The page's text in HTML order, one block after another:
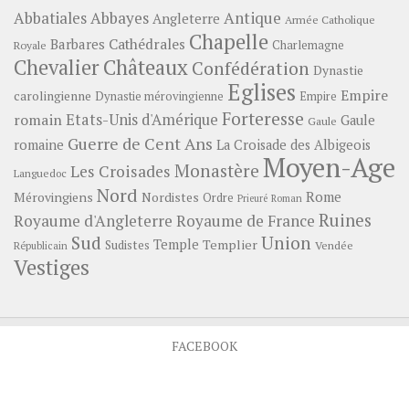
Abbatiales Abbayes Angleterre Antique Armée Catholique
Royale Barbares Cathédrales Chapelle Charlemagne
ChevalierChâteauxConfédération Dynastie
carolingienne Dynastie mérovingienne Eglises Empire Empire
romainEtats-Unis d'Amérique Forteresse Gaule Gaule
romaine Guerre de Cent Ans La Croisade des Albigeois
Languedoc Les Croisades Monastère Moyen-Age
Mérovingiens Nord Nordistes Ordre Prieuré Roman Rome
Royaume d'Angleterre Royaume de France Ruines
Républicain Sud Sudistes Temple Templier Union Vendée
Vestiges
FACEBOOK